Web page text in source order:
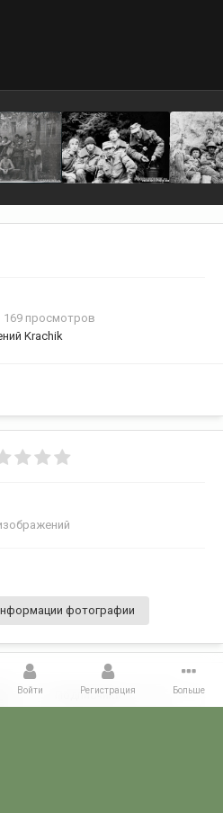
169 просмотров
Krachik
фотографии
Подписчики 0
Войти Регистрация Больше